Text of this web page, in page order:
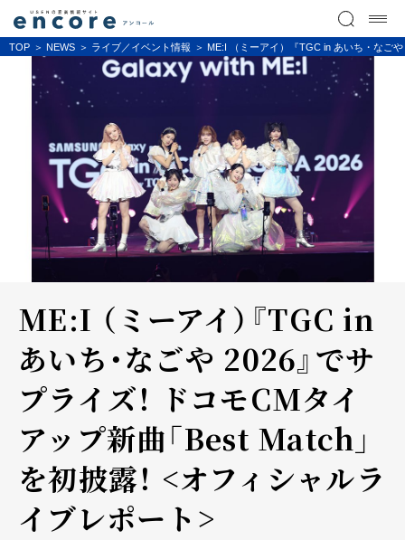
TOP NEWS ライブ／イベント情報 ME:I （ミーアイ）『TGC in あいち・なご
ME:I （ミーアイ）『TGC in
あいち・なごや 2026』でサ
プライズ！ ドコモCMタイ
アップ新曲「Best Match」
を初披露！ <オフィシャルラ
イブレポート>